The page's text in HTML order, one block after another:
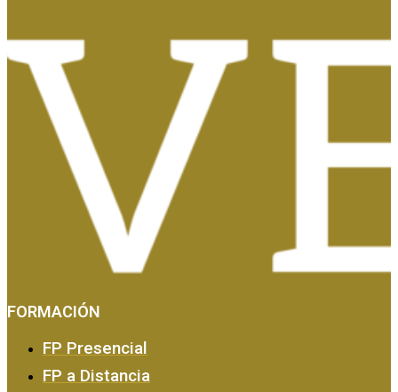
Tasas, Solicitud de Títulos y Certificados
FORMACIÓN
FP Presencial
FP a Distancia